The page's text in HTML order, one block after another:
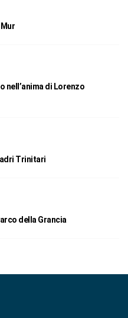
nell’anima di Lorenzo
Trinitari
della Grancia